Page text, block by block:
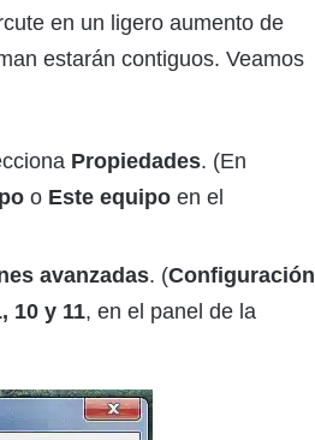
en un ligero aumento de
estarán contiguos. Veamos
Propiedades. (En
o Este equipo en el
avanzadas. (Configuración
10 y 11, en el panel de la